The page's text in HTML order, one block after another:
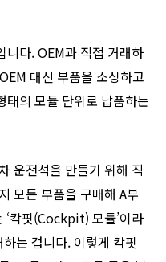
니다. OEM과 직접 거래하
대신 부품을 소싱하고
태의 모듈 단위로 납품하는
운전석을 만들기 위해 직
모든 부품을 구매해 A부
‘칵핏(Cockpit) 모듈’이라
는 겁니다. 이렇게 칵핏